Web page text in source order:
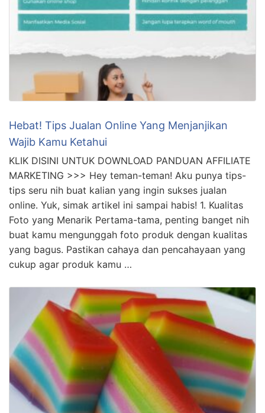
Hebat! Tips Jualan Online Yang Menjanjikan
Wajib Kamu Ketahui
KLIK DISINI UNTUK DOWNLOAD PANDUAN AFFILIATE
MARKETING >>> Hey teman-teman! Aku punya tips-
tips seru nih buat kalian yang ingin sukses jualan
online. Yuk, simak artikel ini sampai habis! 1. Kualitas
Foto yang Menarik Pertama-tama, penting banget nih
buat kamu mengunggah foto produk dengan kualitas
yang bagus. Pastikan cahaya dan pencahayaan yang
cukup agar produk kamu …